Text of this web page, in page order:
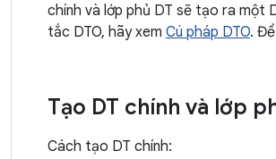
chính và lớp phủ DT sẽ tạo ra một
tắc DTO, hãy xem Cú pháp DTO.
Tạo DT chính và lớp
Cách tạo DT chính: